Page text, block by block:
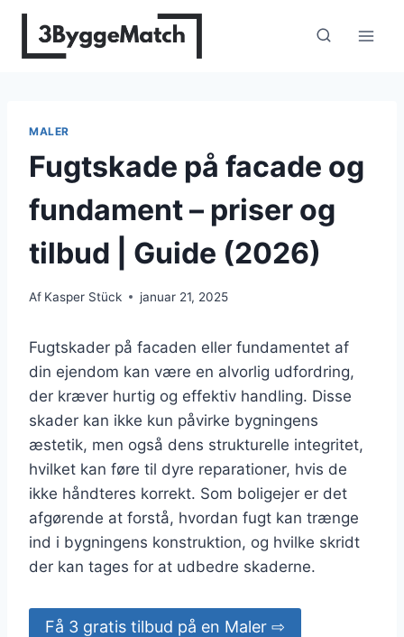
Fortsæt
indhold
MALER
Fugtskade på facade og
fundament – priser og
tilbud | Guide (2026)
Af Kasper Stück januar 21, 2025
Fugtskader på facaden eller fundamentet af
din ejendom kan være en alvorlig udfordring,
der kræver hurtig og effektiv handling. Disse
skader kan ikke kun påvirke bygningens
æstetik, men også dens strukturelle integritet,
hvilket kan føre til dyre reparationer, hvis de
ikke håndteres korrekt. Som boligejer er det
afgørende at forstå, hvordan fugt kan trænge
ind i bygningens konstruktion, og hvilke skridt
der kan tages for at udbedre skaderne.
Få 3 gratis tilbud på en Maler ⇨